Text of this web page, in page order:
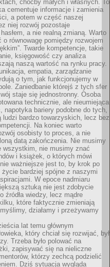
choćby małych i własnych. To
cementuje informacje i zamienia
a potem w część naszej
niej rozwój pozostaje
a nie realną zmianą. Warto
o równowagę pomiędzy rozwojem
Twarde kompetencje, takie
księgowość czy analiza
naszą wartość na rynku pracy.
empatia, zarządzanie
o tym, jak funkcjonujemy w
Zaniedbanie którejś z tych sfer
staje się jednostronny. Osoba
technicznie, ale nieumiejąca
napotyka bariery podobne do tych,
ludzi bardzo towarzyskich, lecz bez
Na koniec warto
osobisty to proces, a nie
datą zakończenia. Nie musimy
wszystkim, nie musimy znać
i książek, o których mówi
ważniejsze jest to, by krok po
życie bardziej spójne z naszymi
W epoce nadmiaru
sztuką nie jest zdobycie
źródła wiedzy, lecz mądre
które faktycznie zmieniają
działamy i przeżywamy
lat temu głównym
który chciał się rozwijać, był
Trzeba było polować na
zapisywać się na nieliczne
którzy zechcą podzielić
Dziś sytuacja wygląda